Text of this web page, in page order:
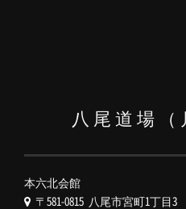
八尾道場（
本六北会館
〒581-0815 八尾市宮町1丁目3